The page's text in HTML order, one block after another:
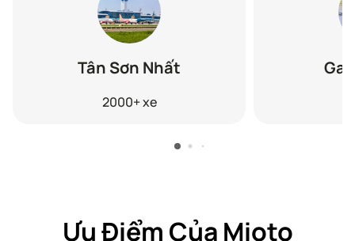
Tân Sơn Nhất
2000+xe
Ga
Ưu Điểm Của Mioto